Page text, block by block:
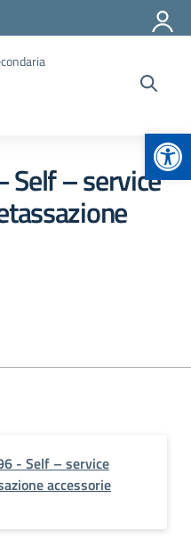
Self – service
- Self – service
accessorie